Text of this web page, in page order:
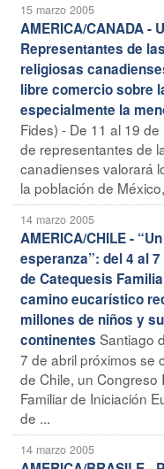
15 marzo 2005
AMERICA/CANADA -
Representantes de
religiosas
libre comercio sobre
especialmente la
Fides) - De 11 al 19
de representantes de
canadienses valorará
la población de
14 marzo 2005
AMERICA/CHILE -
esperanza”: del 4 al
de Catequesis
camino eucarístico
millones de niños y
continentes Santiago
7 de abril próximos se
de Chile, un Congreso
Familiar de Iniciación
de ...
14 marzo 2005